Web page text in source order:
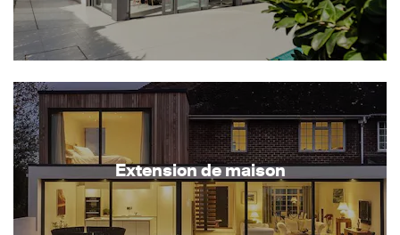
Extension de maison